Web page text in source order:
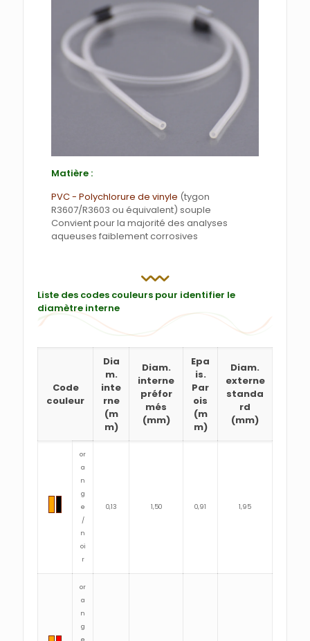
Matière :
PVC - Polychlorure de vinyle (tygon
R3607/R3603 ou équivalent) souple
Convient pour la majorité des analyses
aqueuses faiblement corrosives
Liste des codes couleurs pour identifier le
diamètre interne
Code
couleur
Dia
m.
inte
rne
(m
m)
Diam.
interne
préfor
més
(mm)
Epa
is.
Par
ois
(m
m)
Diam.
externe
standa
rd
(mm)
or
a
n
g
e
/
n
oi
r
0,13 1,50 0,91 1,95
or
a
n
g